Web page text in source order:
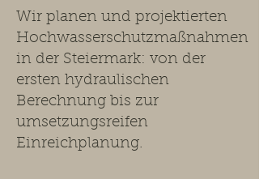
Wir planen und projektierten
Hochwasserschutzmaßnahmen
in der Steiermark: von der
ersten hydraulischen
Berechnung bis zur
umsetzungsreifen
Einreichplanung.​